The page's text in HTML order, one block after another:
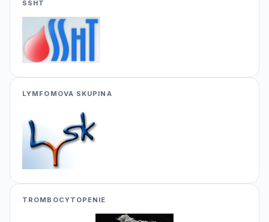
SSHT
LYMFOMOVA SKUPINA
TROMBOCYTOPENIE